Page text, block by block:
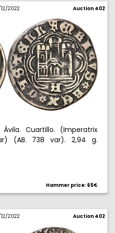
12/2022 Auction 402
Ávila. Cuartillo. (Imperatrix
(AB. 738 var). 2,94 g.
Hammer price: 65€
12/2022 Auction 402